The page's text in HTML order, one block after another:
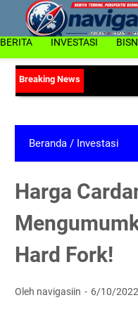
BERITA INVESTASI
Beranda / Investasi
Harga
Hard Fork!
Oleh navigasiin 6/10/2022